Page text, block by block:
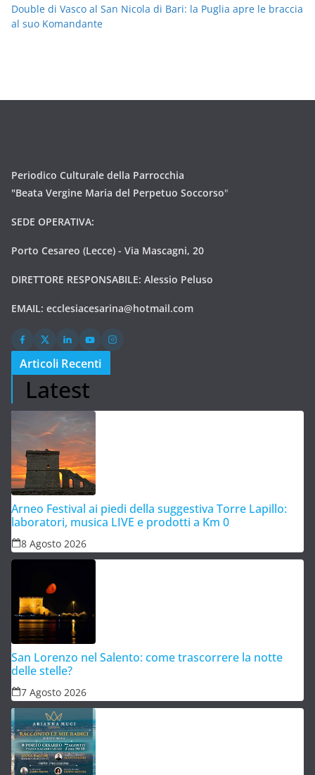
Double di Vasco al San Nicola di Bari: la Puglia apre le braccia
al suo Komandante
Periodico Culturale della Parrocchia
"Beata Vergine Maria del Perpetuo Soccorso"
SEDE OPERATIVA:
Porto Cesareo (Lecce) - Via Mascagni, 20
DIRETTORE RESPONSABILE: Alessio Peluso
EMAIL: ecclesiacesarina@hotmail.com
Articoli Recenti
Latest
Arneo Festival ai piedi della suggestiva Torre Lapillo:
laboratori, musica LIVE e prodotti a Km 0
8 Agosto 2026
San Lorenzo nel Salento: come trascorrere la notte
delle stelle?
7 Agosto 2026